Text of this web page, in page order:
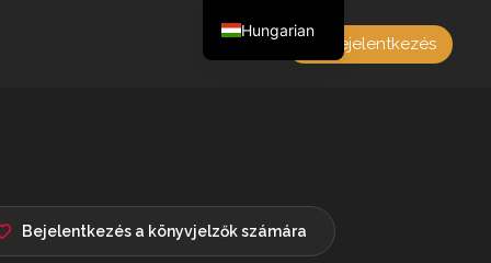
Bejelentkezés
Bejelentkezés a könyvjelzők számára
Hungarian
English
French